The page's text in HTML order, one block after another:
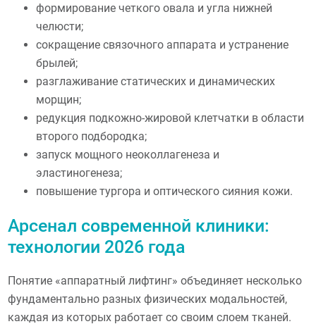
формирование четкого овала и угла нижней
челюсти;
сокращение связочного аппарата и устранение
брылей;
разглаживание статических и динамических
морщин;
редукция подкожно-жировой клетчатки в области
второго подбородка;
запуск мощного неоколлагенеза и
эластиногенеза;
повышение тургора и оптического сияния кожи.
Арсенал современной клиники:
технологии 2026 года
Понятие «аппаратный лифтинг» объединяет несколько
фундаментально разных физических модальностей,
каждая из которых работает со своим слоем тканей.